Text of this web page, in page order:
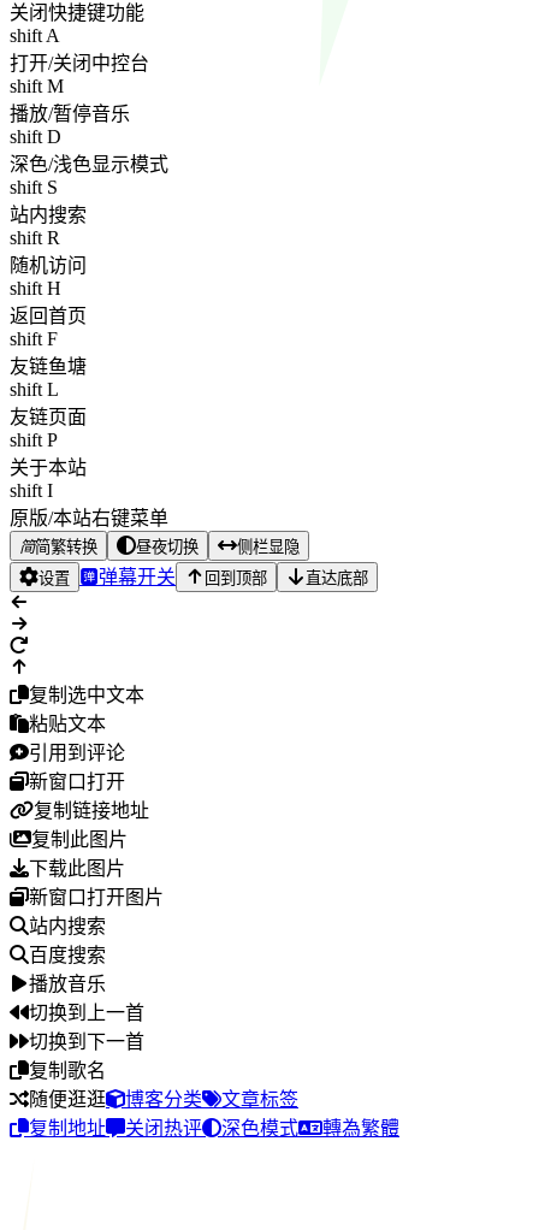
关闭快捷键功能
shift A
打开/关闭中控台
shift M
播放/暂停音乐
shift D
深色/浅色显示模式
shift S
站内搜索
shift R
随机访问
shift H
返回首页
shift F
友链鱼塘
shift L
友链页面
shift P
关于本站
shift I
原版/本站右键菜单
简简繁转换 昼夜切换
侧栏显隐
设置
弹幕开关 回到顶部 直达底部
复制选中文本
粘贴文本
引用到评论
新窗口打开
复制链接地址
复制此图片
下载此图片
新窗口打开图片
站内搜索
百度搜索
播放音乐
切换到上一首
切换到下一首
复制歌名
随便逛逛
博客分类
文章标签
复制地址
关闭热评 深色模式 轉為繁體